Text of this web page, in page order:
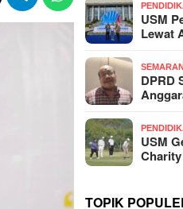
USM
Lewat
DPRD
USM
TOPIK